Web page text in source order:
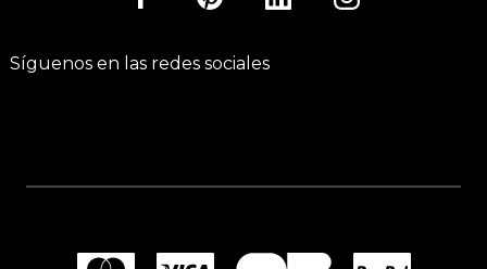
Síguenos en las redes sociales